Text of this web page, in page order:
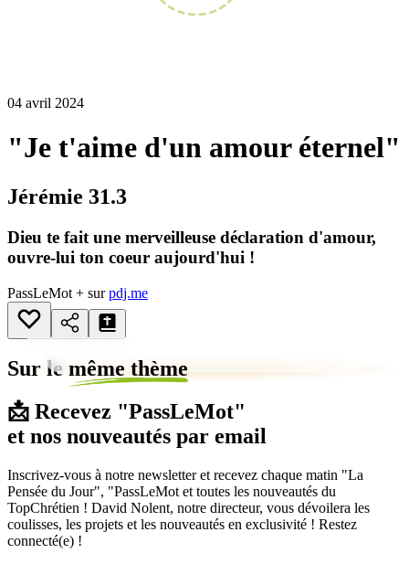
04 avril 2024
"Je t'aime d'un amour éternel"
Jérémie 31.3
Dieu te fait une merveilleuse déclaration d'amour,
ouvre-lui ton coeur aujourd'hui !
PassLeMot + surpdj.me
Sur le même thème
📩 Recevez "PassLeMot"
et nos nouveautés par email
Inscrivez-vous à notre newsletter et recevez chaque matin "La
Pensée du Jour", "PassLeMot et toutes les nouveautés du
TopChrétien ! David Nolent, notre directeur, vous dévoilera les
coulisses, les projets et les nouveautés en exclusivité ! Restez
connecté(e) !